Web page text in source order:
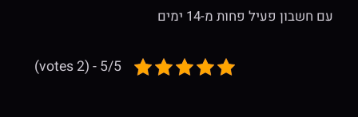
עם חשבון פעיל פחות מ-14 ימים
5/5 - (2 votes)